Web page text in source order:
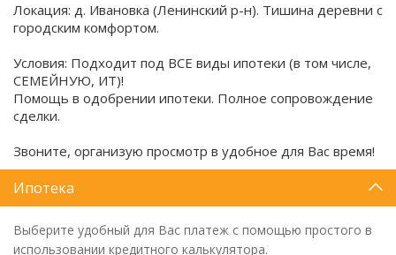
Локация: д. Ивановка (Ленинский р-н). Тишина деревни с
городским комфортом.
Условия: Подходит под ВСЕ виды ипотеки (в том числе,
СЕМЕЙНУЮ, ИТ)!
Помощь в одобрении ипотеки. Полное сопровождение
сделки.
Звоните, организую просмотр в удобное для Вас время!
Ипотека
Выберите удобный для Вас платеж с помощью простого в
использовании кредитного калькулятора.